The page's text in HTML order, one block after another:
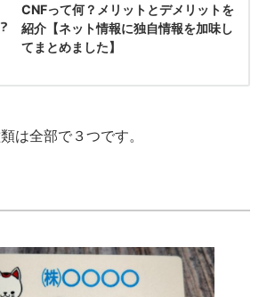
CNFって何？メリットとデメリットを
紹介【ネット情報に独自情報を加味し
てまとめました】
は全部で３つです。